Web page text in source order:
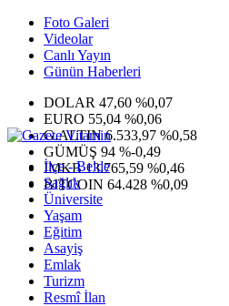
Foto Galeri
Videolar
Canlı Yayın
Günün Haberleri
DOLAR 47,60 %0,07
EURO 55,04 %0,06
G.ALTIN6.533,97 %0,58
GÜMÜŞ 94 %-0,49
IMKB13.765,59 %0,46
BITCOIN 64.428 %0,09
İlçe - Belde
Sağlık
Üniversite
Yaşam
Eğitim
Asayiş
Emlak
Turizm
Resmî İlan